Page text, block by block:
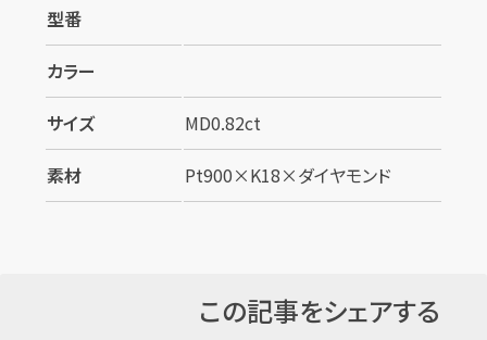
カンタン無料
型番
カラー
サイズ
MD0.82ct
素材
Pt900×K18×ダイヤモンド
この記事をシェアする